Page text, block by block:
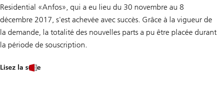
Residential «Anfos», qui a eu lieu du 30 novembre au 8
décembre 2017, s'est achevée avec succès. Grâce à la vigueur de
la demande, la totalité des nouvelles parts a pu être placée durant
la période de souscription.
Lisez la suite